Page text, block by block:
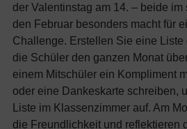
der Valentinstag am 14. – beide
den Februar besonders macht für
Challenge. Erstellen Sie eine Liste
die Schüler den ganzen Monat
einem Mitschüler ein Kompliment
oder eine Dankeskarte schreiben,
Liste im Klassenzimmer auf. Am
die Freundlichkeit und reflektieren